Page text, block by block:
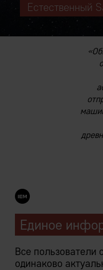
Естественный
Единое
Все пользователи
одинаково